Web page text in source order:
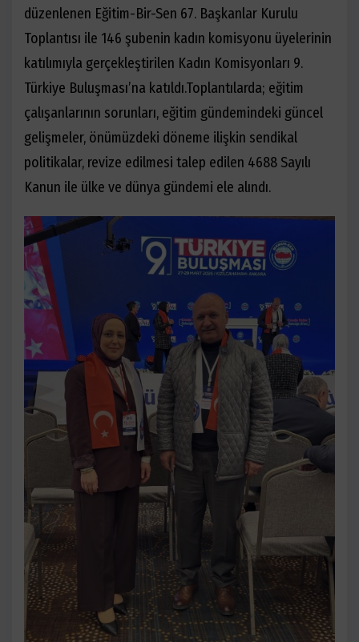
düzenlenen Eğitim-Bir-Sen 67. Başkanlar Kurulu
Toplantısı ile 146 şubenin kadın komisyonu üyelerinin
katılımıyla gerçekleştirilen Kadın Komisyonları 9.
Türkiye Buluşması’na katıldı.Toplantılarda; eğitim
çalışanlarının sorunları, eğitim gündemindeki güncel
gelişmeler, önümüzdeki döneme ilişkin sendikal
politikalar, revize edilmesi talep edilen 4688 Sayılı
Kanun ile ülke ve dünya gündemi ele alındı.